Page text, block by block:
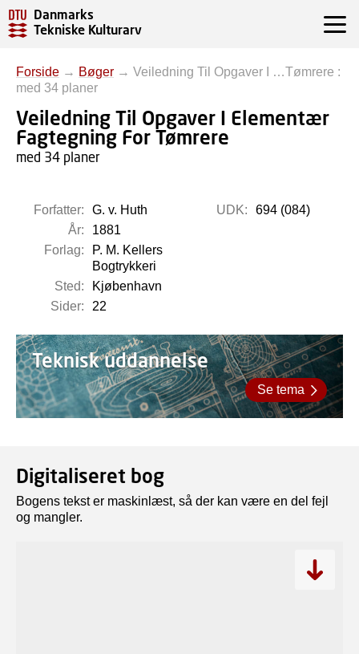
Danmarks
Tekniske Kulturarv
Forside → Bøger → Veiledning Til Opgaver I …Tømrere :
med 34 planer
Veiledning Til Opgaver I Elementær
Fagtegning For Tømrere
med 34 planer
Forfatter:
G. v. Huth
År:
1881
Forlag:
P. M. Kellers
Bogtrykkeri
Sted:
Kjøbenhavn
Sider:
22
UDK: 694 (084)
Teknisk uddannelse
Se tema
Digitaliseret bog
Bogens tekst er maskinlæst, så der kan være en del fejl
og mangler.